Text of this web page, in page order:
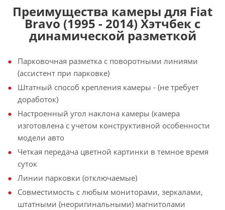
Преимущества камеры для Fiat
Bravo (1995 - 2014) Хэтчбек с
динамической разметкой
Парковочная разметка с поворотными линиями
(ассистент при парковке)
Штатный способ крепления камеры - (не требует
доработок)
Настроенный угол наклона камеры (камера
изготовлена с учетом конструктивной особенности
модели авто
Четкая передача цветной картинки в темное время
суток
Линии парковки (отключаемые)
Совместимость с любым мониторами, зеркалами,
штатными (неоригинальными) магнитолами